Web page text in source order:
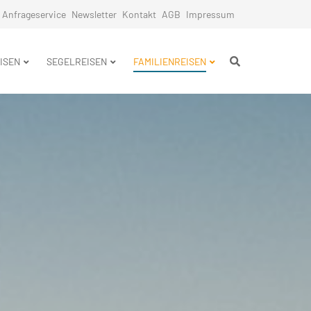
Anfrageservice Newsletter Kontakt AGB Impressum
SEGELREISEN FAMILIENREISEN